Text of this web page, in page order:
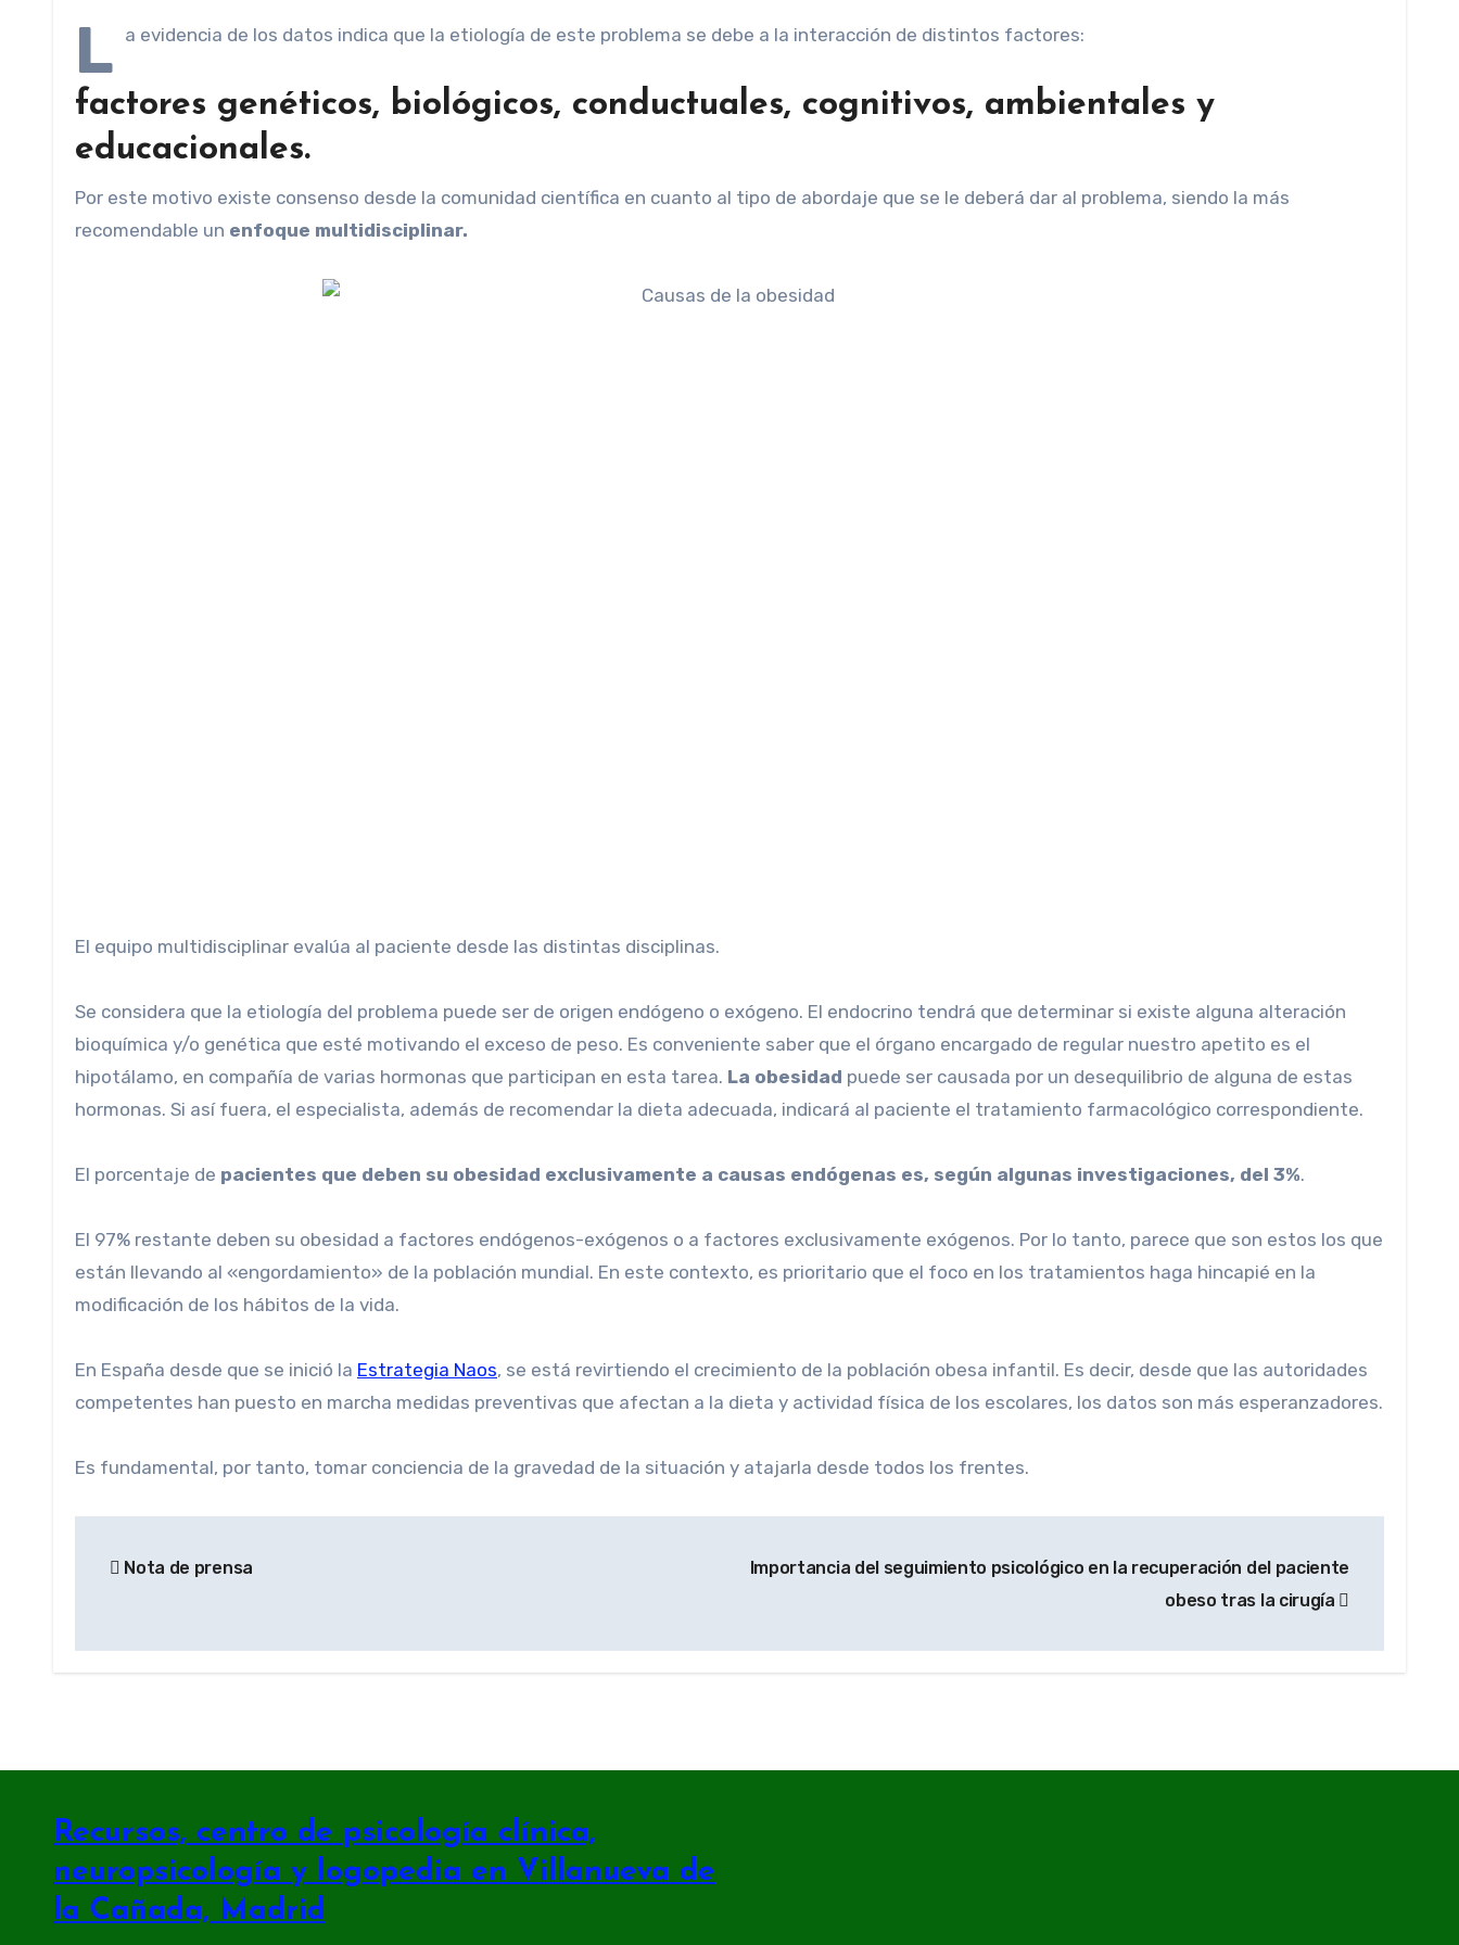
L a evidencia de los datos indica que la etiología de este problema se debe a la interacción de distintos factores:
factores genéticos, biológicos, conductuales, cognitivos, ambientales y
educacionales.
Por este motivo existe consenso desde la comunidad científica en cuanto al tipo de abordaje que se le deberá dar al problema, siendo la más
recomendable un enfoque multidisciplinar.
El equipo multidisciplinar evalúa al paciente desde las distintas disciplinas.
Se considera que la etiología del problema puede ser de origen endógeno o exógeno. El endocrino tendrá que determinar si existe alguna alteración
bioquímica y/o genética que esté motivando el exceso de peso. Es conveniente saber que el órgano encargado de regular nuestro apetito es el
hipotálamo, en compañía de varias hormonas que participan en esta tarea. La obesidad puede ser causada por un desequilibrio de alguna de estas
hormonas. Si así fuera, el especialista, además de recomendar la dieta adecuada, indicará al paciente el tratamiento farmacológico correspondiente.
El porcentaje de pacientes que deben su obesidad exclusivamente a causas endógenas es, según algunas investigaciones, del 3%.
El 97% restante deben su obesidad a factores endógenos-exógenos o a factores exclusivamente exógenos. Por lo tanto, parece que son estos los que
están llevando al «engordamiento» de la población mundial. En este contexto, es prioritario que el foco en los tratamientos haga hincapié en la
modificación de los hábitos de la vida.
En España desde que se inició la Estrategia Naos, se está revirtiendo el crecimiento de la población obesa infantil. Es decir, desde que las autoridades
competentes han puesto en marcha medidas preventivas que afectan a la dieta y actividad física de los escolares, los datos son más esperanzadores.
Es fundamental, por tanto, tomar conciencia de la gravedad de la situación y atajarla desde todos los frentes.
de Nota de prensa
Importancia del seguimiento psicológico en la recuperación del paciente
obeso tras la cirugía
Recursos, centro de psicología clínica,
neuropsicología y logopedia en Villanueva de
la Cañada, Madrid